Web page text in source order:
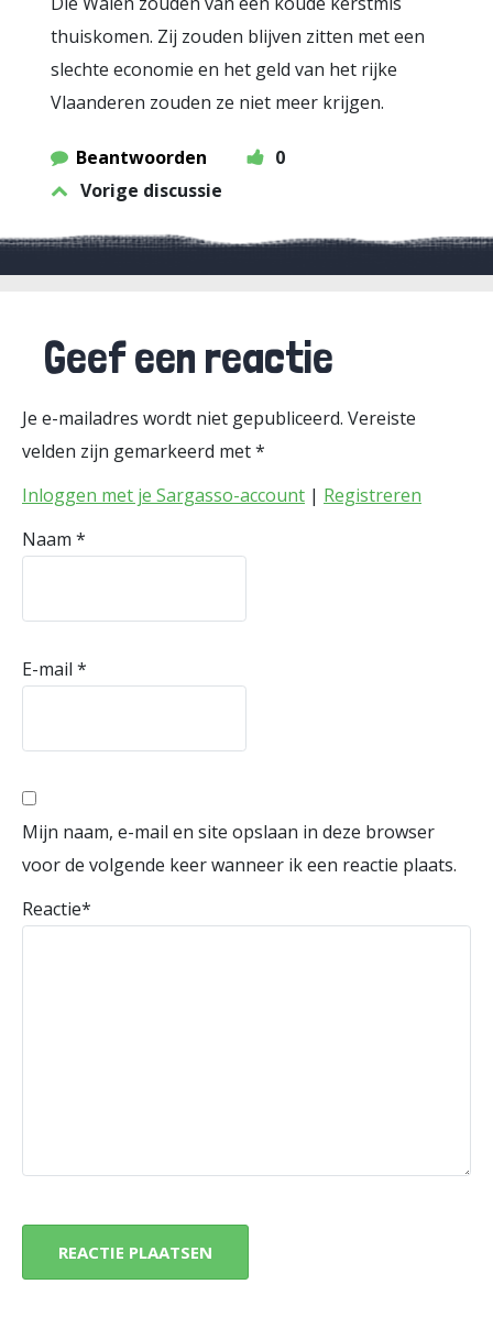
thuiskomen. Zij zouden blijven zitten met een
slechte economie en het geld van het rijke
Vlaanderen zouden ze niet meer krijgen.
Beantwoorden
0
Vorige discussie
Geef een reactie
Je e-mailadres wordt niet gepubliceerd. Vereiste
velden zijn gemarkeerd met*
Inloggen met je Sargasso-account | Registreren
Naam *
E-mail *
Mijn naam, e-mail en site opslaan in deze browser
voor de volgende keer wanneer ik een reactie plaats.
Reactie*